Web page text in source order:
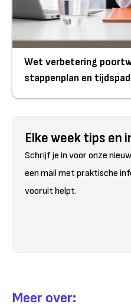
Wet verbetering
stappenplan en tijdspad
Elke week tips en
Schrijf je in voor onze
een mail met praktische
vooruit helpt.
Meer over: